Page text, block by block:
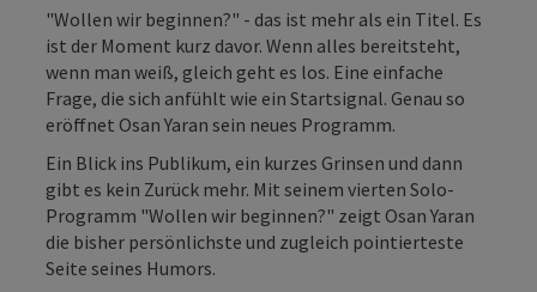
"Wollen wir beginnen?" - das ist mehr als ein Titel. Es
ist der Moment kurz davor. Wenn alles bereitsteht,
wenn man weiß, gleich geht es los. Eine einfache
Frage, die sich anfühlt wie ein Startsignal. Genau so
eröffnet Osan Yaran sein neues Programm.
Ein Blick ins Publikum, ein kurzes Grinsen und dann
gibt es kein Zurück mehr. Mit seinem vierten Solo-
Programm "Wollen wir beginnen?" zeigt Osan Yaran
die bisher persönlichste und zugleich pointierteste
Seite seines Humors.